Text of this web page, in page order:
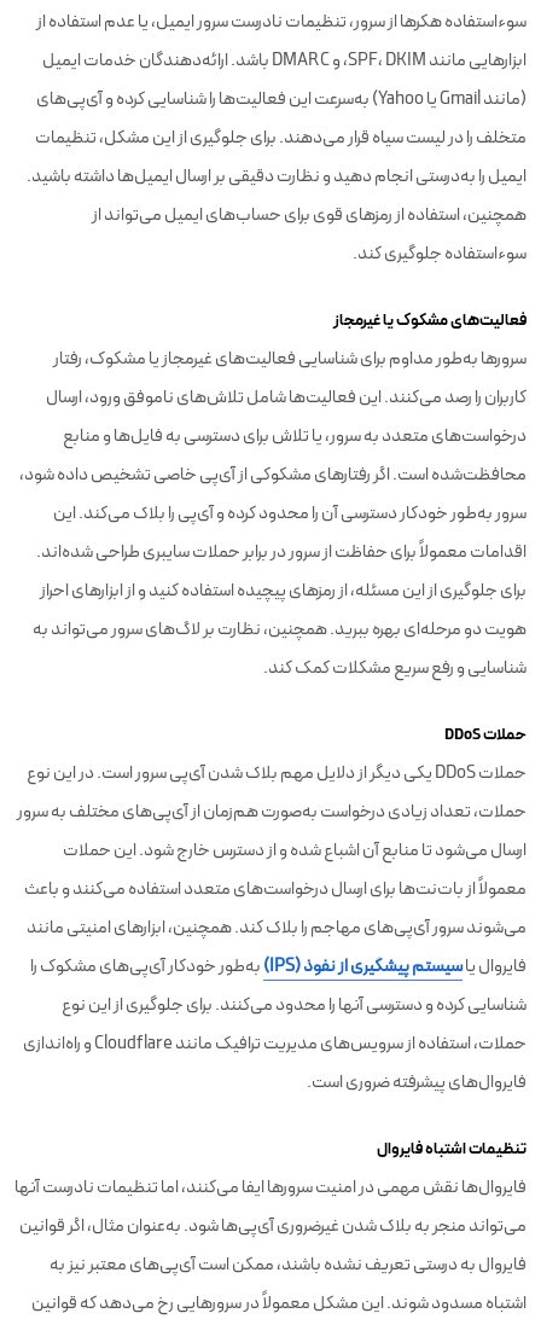
سوءاستفاده هکرها از سرور، تنظیمات نادرست سرور ایمیل، یا عدم استفاده از
ابزارهایی مانند SPF، DKIM، و DMARC باشد. ارائه‌دهندگان خدمات ایمیل
(مانند Gmail یا Yahoo) به‌سرعت این فعالیت‌ها را شناسایی کرده و آی‌پی‌های
متخلف را در لیست سیاه قرار می‌دهند. برای جلوگیری از این مشکل، تنظیمات
ایمیل را به‌درستی انجام دهید و نظارت دقیقی بر ارسال ایمیل‌ها داشته باشید.
همچنین، استفاده از رمزهای قوی برای حساب‌های ایمیل می‌تواند از
سوءاستفاده جلوگیری کند.
فعالیت‌های مشکوک یا غیرمجاز
سرورها به‌طور مداوم برای شناسایی فعالیت‌های غیرمجاز یا مشکوک، رفتار
کاربران را رصد می‌کنند. این فعالیت‌ها شامل تلاش‌های ناموفق ورود، ارسال
درخواست‌های متعدد به سرور، یا تلاش برای دسترسی به فایل‌ها و منابع
محافظت‌شده است. اگر رفتارهای مشکوکی از آی‌پی خاصی تشخیص داده شود،
سرور به‌طور خودکار دسترسی آن را محدود کرده و آی‌پی را بلاک می‌کند. این
اقدامات معمولاً برای حفاظت از سرور در برابر حملات سایبری طراحی شده‌اند.
برای جلوگیری از این مسئله، از رمزهای پیچیده استفاده کنید و از ابزارهای احراز
هویت دو مرحله‌ای بهره ببرید. همچنین، نظارت بر لاگ‌های سرور می‌تواند به
شناسایی و رفع سریع مشکلات کمک کند.
حملات DDoS
حملات DDoS یکی دیگر از دلایل مهم بلاک شدن آی‌پی سرور است. در این نوع
حملات، تعداد زیادی درخواست به‌صورت هم‌زمان از آی‌پی‌های مختلف به سرور
ارسال می‌شود تا منابع آن اشباع شده و از دسترس خارج شود. این حملات
معمولاً از بات‌نت‌ها برای ارسال درخواست‌های متعدد استفاده می‌کنند و باعث
می‌شوند سرور آی‌پی‌های مهاجم را بلاک کند. همچنین، ابزارهای امنیتی مانند
فایروال یاسیستم پیشگیری از نفوذ (IPS)
به‌طور خودکار آی‌پی‌های مشکوک را
شناسایی کرده و دسترسی آنها را محدود می‌کنند. برای جلوگیری از این نوع
حملات، استفاده از سرویس‌های مدیریت ترافیک مانند Cloudflare و راه‌اندازی
فایروال‌های پیشرفته ضروری است.
تنظیمات اشتباه فایروال
فایروال‌ها نقش مهمی در امنیت سرورها ایفا می‌کنند، اما تنظیمات نادرست آنها
می‌تواند منجر به بلاک شدن غیرضروری آی‌پی‌ها شود. به‌عنوان مثال، اگر قوانین
فایروال به درستی تعریف نشده باشند، ممکن است آی‌پی‌های معتبر نیز به
اشتباه مسدود شوند. این مشکل معمولاً در سرورهایی رخ می‌دهد که قوانین